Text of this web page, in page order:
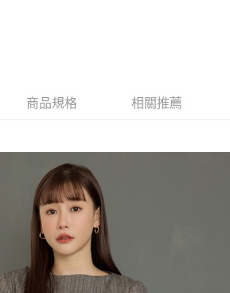
及費用金額請依後續交易確認頁面所載為準。
前往確認交易或遇審核未通過，訂單將自動取
過狀況，表示未達大哥付你分期系統評分，恕無
，「大哥付你分期」於每月結算日後寄送繳費提
，可選擇「超商條碼／台灣大直營門市／銀行轉
商品之後才付款」的支付方式。 讓您購物簡單
不需綁卡、不需儲值。
簡訊認證，即可結帳。
務後，再付款。
流程】
先享後付」後，將跳轉至「AFTEE先享後付」
含以上)免運費
商品規格 相關推薦